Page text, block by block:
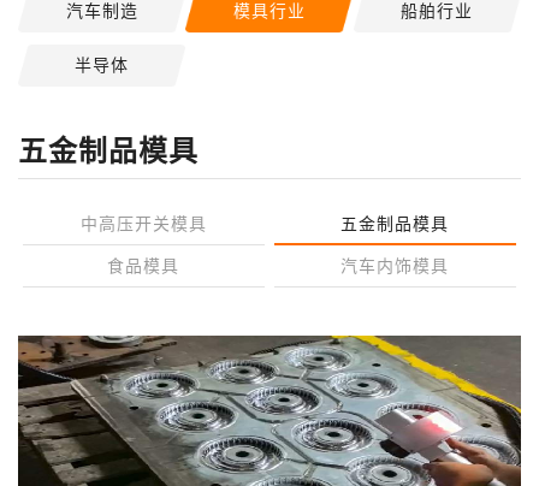
汽车制造 模具行业 船舶行业
半导体
五金制品模具
中高压开关模具 五金制品模具
食品模具 汽车内饰模具